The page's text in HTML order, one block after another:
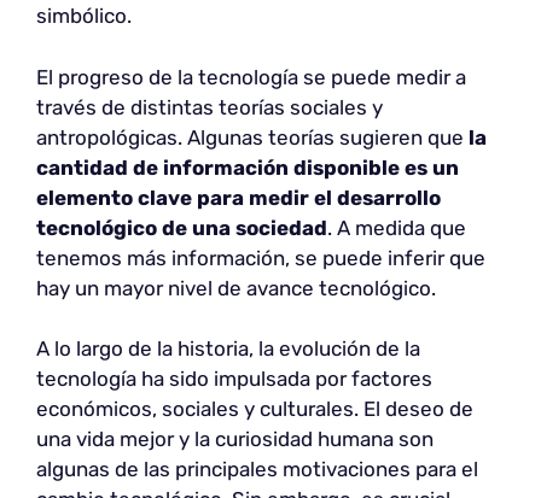
simbólico.
El progreso de la tecnología se puede medir a
través de distintas teorías sociales y
antropológicas. Algunas teorías sugieren que la
cantidad de información disponible es un
elemento clave para medir el desarrollo
tecnológico de una sociedad. A medida que
tenemos más información, se puede inferir que
hay un mayor nivel de avance tecnológico.
A lo largo de la historia, la evolución de la
tecnología ha sido impulsada por factores
económicos, sociales y culturales. El deseo de
una vida mejor y la curiosidad humana son
algunas de las principales motivaciones para el